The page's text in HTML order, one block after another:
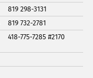
819 298-3131
819 732-2781
418-775-7285 #2170